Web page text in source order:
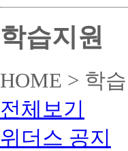
학습지원
HOME > 학
전체보기
위더스 공지